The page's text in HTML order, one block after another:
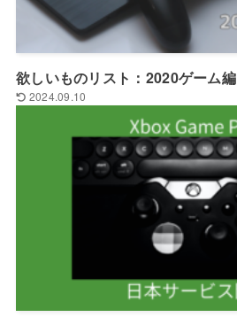
欲しいものリスト：2020ゲーム編
2024.09.10